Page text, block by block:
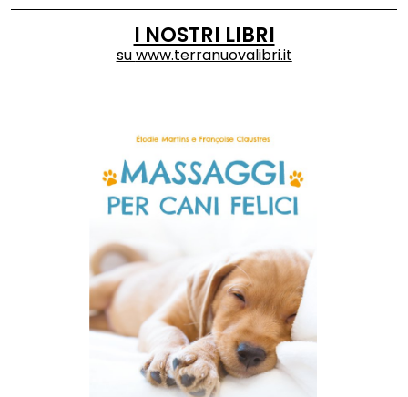
I NOSTRI LIBRI
suwww.terranuovalibri.it